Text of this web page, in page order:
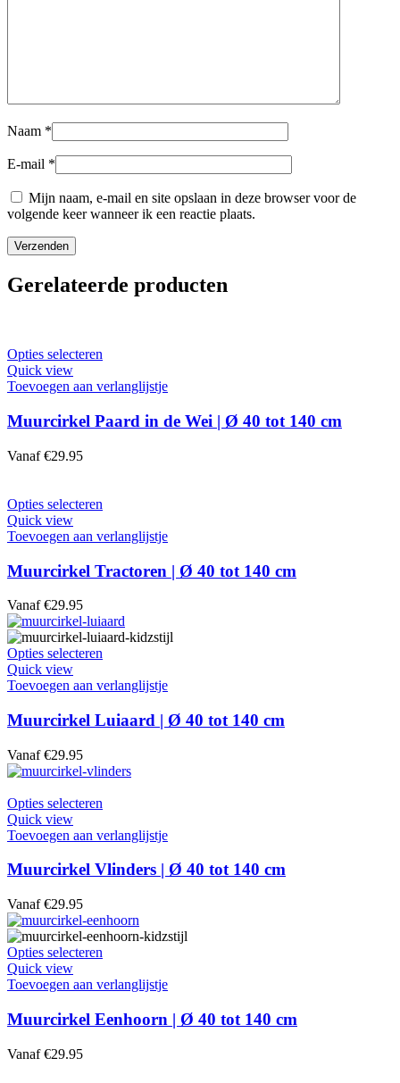
Naam *
E-mail *
Mijn naam, e-mail en site opslaan in deze browser voor de
volgende keer wanneer ik een reactie plaats.
Gerelateerde producten
Opties selecteren
heeft
variaties.
Deze
op
de
productpagina
Quick view
Toevoegen aan verlanglijstje
Muurcirkel Paard in de Wei | Ø 40 tot 140 cm
Vanaf €29.95
Opties selecteren
heeft
variaties.
Deze
kan
gekozen
op
de
productpagina
Quick view
Toevoegen aan verlanglijstje
Muurcirkel Tractoren | Ø 40 tot 140 cm
Vanaf €29.95
Opties selecteren
heeft
variaties.
Deze
kan
gekozen
op
de
productpagina
Quick view
Toevoegen aan verlanglijstje
Muurcirkel Luiaard | Ø 40 tot 140 cm
Vanaf €29.95
Opties selecteren
heeft
variaties.
kan
gekozen
op
de
productpagina
Quick view
Toevoegen aan verlanglijstje
Muurcirkel Vlinders | Ø 40 tot 140 cm
Vanaf €29.95
Opties selecteren
heeft
variaties.
Deze
Quick view
Toevoegen aan verlanglijstje
Muurcirkel Eenhoorn | Ø 40 tot 140 cm
Vanaf €29.95